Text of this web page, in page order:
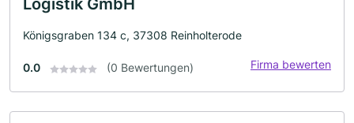
Logistik GmbH
Königsgraben 134 c, 37308 Reinholterode
0.0 (0 Bewertungen) Firma bewerten